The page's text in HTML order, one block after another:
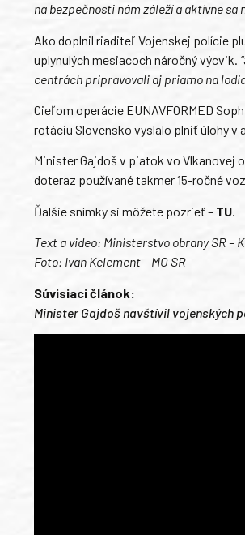
na bezpečnosti nám záleží a aktívne sa
Ako doplnil riaditeľ Vojenskej polície
uplynulých mesiacoch náročný výcvik.
centrách pripravovali aj priamo na
Cieľom operácie EUNAVFORMED
rotáciu Slovensko vyslalo plniť úlohy v
Minister Gajdoš v piatok vo Vlkanovej
doteraz používané takmer 15-ročné
Ďalšie snímky si môžete pozrieť – TU
Text a video: Ministerstvo obrany SR –
Foto: Ivan Kelement – MO SR
Súvisiaci článok:
Minister Gajdoš navštívil vojenských